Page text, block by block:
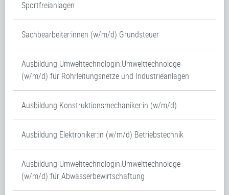
Sportfreianlagen
Sachbearbeiter:innen (w/m/d) Grundsteuer
Ausbildung Umwelttechnologin:Umwelttechnologe
(w/m/d) für Rohrleitungsnetze und Industrieanlagen
Ausbildung Konstruktionsmechaniker:in (w/m/d)
Ausbildung Elektroniker:in (w/m/d) Betriebstechnik
Ausbildung Umwelttechnologin:Umwelttechnologe
(w/m/d) für Abwasserbewirtschaftung